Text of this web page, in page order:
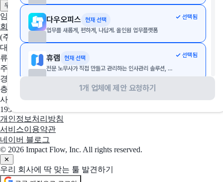
다우오피스
현재 선택
업무를 새롭게, 편하게, 나답게. 올인원 업무플랫폼
선택됨
휴램
현재 선택
전문 노무사가 직접 만들고 관리하는 인사관리 솔루션, 업계 최저가 보장!
선택됨
위하고
기업 비즈니스 통합 플랫폼
하이웍스 현재 선택
1개 업체에 제안 요청하기
우리 솔루션 등록하기 제휴 문의하기 광고 문의하기
임팩트플로우
회사 소개 팀 소개 채용중인 포지션
(주)임팩트플로우
대표자
류효권
주소
경기도 성남시 수정구 창업로 43, 판교글로벌비즈센터 업무동 4
층 2호
사업자 등록번호
195-88-03109
개인정보처리방침
서비스이용약관
네이버 블로그
© 2026 Impact Flow, Inc. All rights reserved.
✕
우리 회사에 딱 맞는 툴 발견하기